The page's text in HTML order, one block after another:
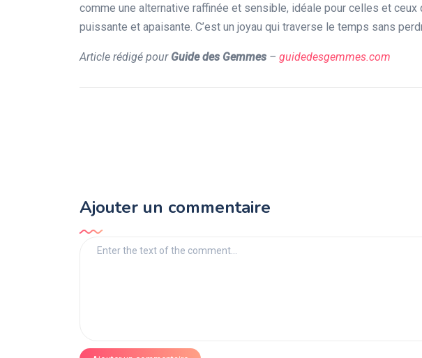
comme une alternative raffinée et sensible, idéale pour celles et ceux
puissante et apaisante. C’est un joyau qui traverse le temps sans
Article rédigé pour Guide des Gemmes – guidedesgemmes.com
Ajouter un commentaire